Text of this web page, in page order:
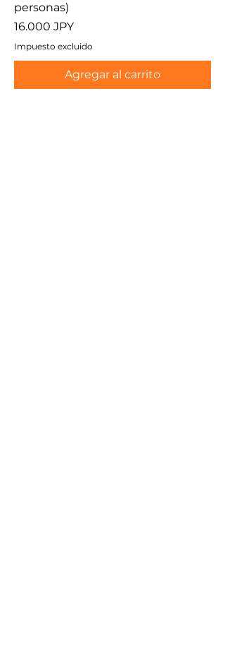
personas)
Precio
16.000 JPY
Impuesto excluido
Agregar al carrito